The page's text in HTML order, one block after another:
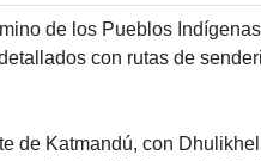
de los Pueblos
con rutas de
de Katmandú, con